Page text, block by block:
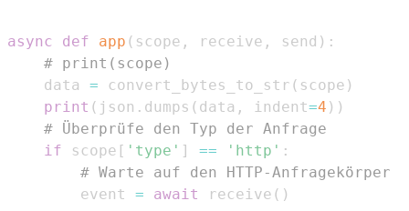
async def app ( scope , receive , send ) :
# print(scope)
    data
= convert_bytes_to_str ( scope )
print ( json . dumps ( data , indent=4 ) )
# Überprüfe den Typ der Anfrage
if scope [ 'type' ] == 'http' :
# Warte auf den HTTP-Anfragekörper
        event
= await receive ( )